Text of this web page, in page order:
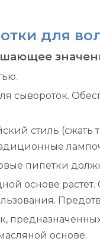
для
сывороток.
стиль (сжать
пипетки
основе
основе.